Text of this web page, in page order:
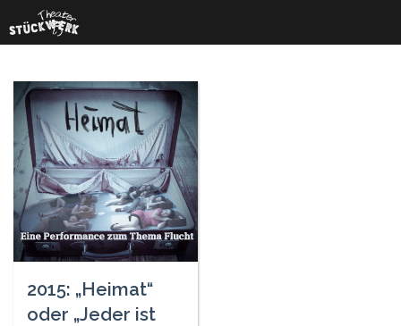
to
content
2015: „Heimat“
oder „Jeder ist